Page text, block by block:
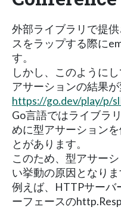
外部ライブラリで提
スをラップする際に
す。
しかし、このように
アサーションの結果
https://go.dev/play/p/
Go言語ではライブラ
めに型アサーション
とがあります。
このため、型アサー
い挙動の原因となりま
例えば、HTTPサーバ
ーフェースの